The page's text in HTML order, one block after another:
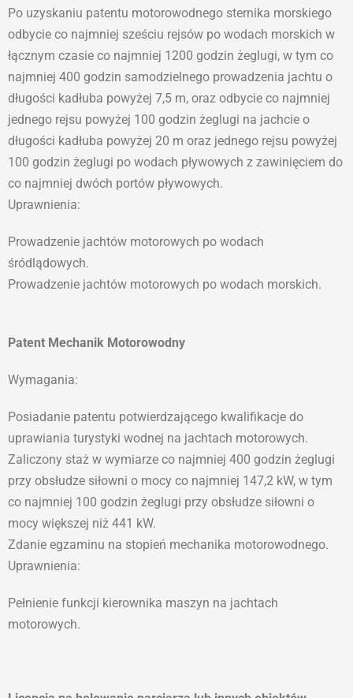
Po uzyskaniu patentu motorowodnego sternika morskiego
odbycie co najmniej sześciu rejsów po wodach morskich w
łącznym czasie co najmniej 1200 godzin żeglugi, w tym co
najmniej 400 godzin samodzielnego prowadzenia jachtu o
długości kadłuba powyżej 7,5 m, oraz odbycie co najmniej
jednego rejsu powyżej 100 godzin żeglugi na jachcie o
długości kadłuba powyżej 20 m oraz jednego rejsu powyżej
100 godzin żeglugi po wodach pływowych z zawinięciem do
co najmniej dwóch portów pływowych.
Uprawnienia:
Prowadzenie jachtów motorowych po wodach
śródlądowych.
Prowadzenie jachtów motorowych po wodach morskich.
Patent Mechanik Motorowodny
Wymagania:
Posiadanie patentu potwierdzającego kwalifikacje do
uprawiania turystyki wodnej na jachtach motorowych.
Zaliczony staż w wymiarze co najmniej 400 godzin żeglugi
przy obsłudze siłowni o mocy co najmniej 147,2 kW, w tym
co najmniej 100 godzin żeglugi przy obsłudze siłowni o
mocy większej niż 441 kW.
Zdanie egzaminu na stopień mechanika motorowodnego.
Uprawnienia:
Pełnienie funkcji kierownika maszyn na jachtach
motorowych.